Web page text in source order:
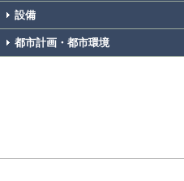
設備
都市計画・都市環境